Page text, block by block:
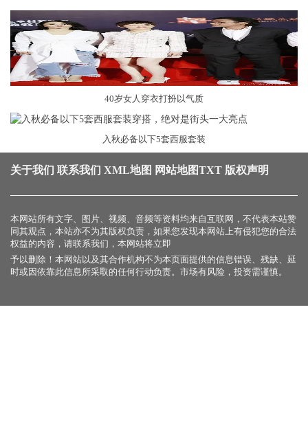
40岁女人穿衣打扮以气质
入秋必备以下5套西服套装
关于我们 联系我们 XML地图 网站地图TXT 版权声明
本网站所有文字、图片、视频、音频等资料均来自互联网，不代表本站赞
同其观点，本站亦不为其版权负责，如果您发现本网站上有侵犯您的合法
权益的内容，请联系我们，本网站将立即
予以删除！本网站以及其合作机构不为本页面提供的信息错误、残缺、延
时或因依靠此信息所采取的任何行动负责。市场有风险，投资需谨慎。